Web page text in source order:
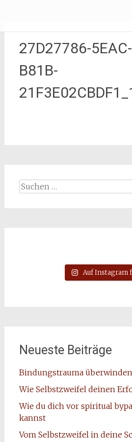
springen
27D27786-
B81B-
Suchen
Auf Instagram
Neueste Beiträge
Bindungstrauma überwinden
Wie Selbstzweifel deinen
Wie du dich vor spiritual
kannst
Vom Selbstzweifel in deine